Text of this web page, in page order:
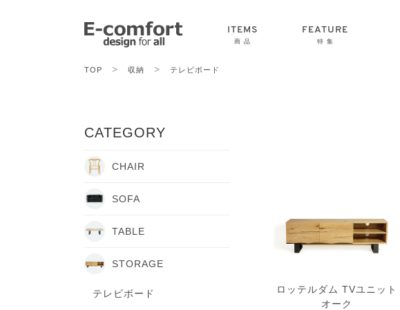
ITEMS
商 品
FEATURE
特 集
TOP > 収納 > テレビボード
CATEGORY
CHAIR
SOFA
TABLE
STORAGE
テレビボード
ロッテルダム TVユニット
オーク